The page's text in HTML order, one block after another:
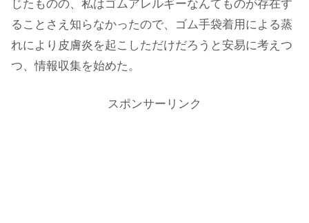
じたものの、私はゴムアレルギーなんてものが存在す
ることさえ知らなかったので、ゴム手袋着用による蒸
れにより皮膚炎を起こしただけだろうと安易に考えつ
つ、情報収集を始めた。
スポンサーリンク